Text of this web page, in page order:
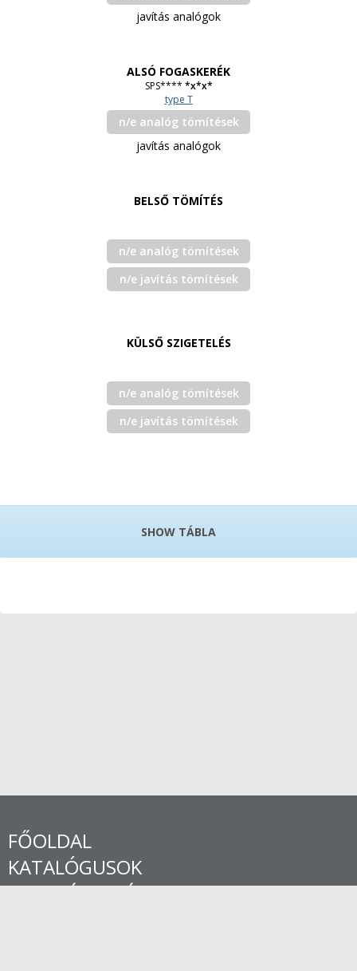
javítás analógok
ALSÓ FOGASKERÉK
SPS**** *x*x*
type T
n/e analóg tömítések
javítás analógok
BELSŐ TÖMÍTÉS
n/e analóg tömítések
n/e javítás tömítések
KÜLSŐ SZIGETELÉS
n/e analóg tömítések
n/e javítás tömítések
SHOW TÁBLA
FŐOLDAL
KATALÓGUSOK
SZOLGÁLTATÁSOK